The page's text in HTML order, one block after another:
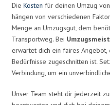
Die Kosten für deinen Umzug
hängen von verschiedenen
Menge an Umzugsgut, dem
Transportweg. Bei
erwartet dich ein faires
Bedürfnisse zugeschnitten ist.
Verbindung, um ein
Unser Team steht dir jederzeit